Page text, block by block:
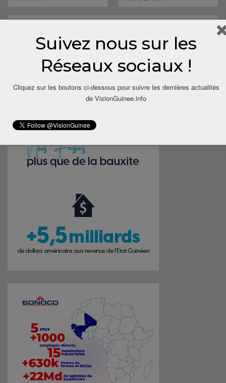
Save my name, email, and website in this browser for the next
time I comment.
Suivez nous sur les
Réseaux sociaux !
Cliquez sur les boutons ci-dessous pour suivre les dernières actualités
de VisionGuinee.info